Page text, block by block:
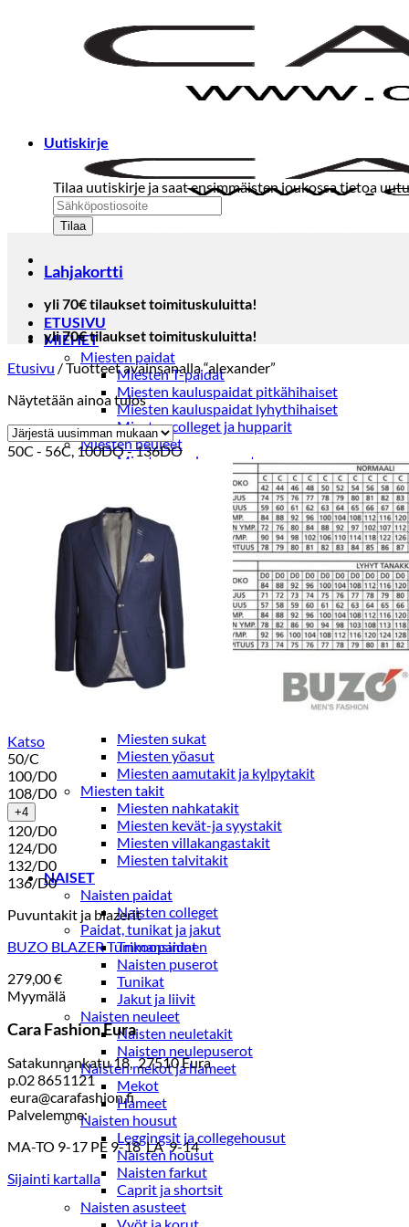
ETUSIVU
MIEHET
Miesten paidat
Miesten T-paidat
Miesten kauluspaidat pitkähihaiset
Miesten kauluspaidat lyhythihaiset
Miesten colleget ja hupparit
Miesten neuleet
Miesten neulepuserot
Miesten neuletakit
Puvut
Puvuntakit ja blazerit
Miesten housut
Miesten housut
Miesten farkut
Miesten collegehousut
Miesten shortsit
Miesten asusteet
Vyöt ja olkaimet
Solmiot, rusetit ja taskuliinat
Miesten päähineet, huivit ja käsineet
Miesten sukat
Miesten yöasut
Miesten aamutakit ja kylpytakit
Miesten takit
Miesten nahkatakit
Miesten kevät-ja syystakit
Miesten villakangastakit
Miesten talvitakit
NAISET
Naisten paidat
Naisten colleget
Paidat, tunikat ja jakut
Trikoopaidat
Naisten puserot
Tunikat
Jakut ja liivit
Naisten neuleet
Naisten neuletakit
Naisten neulepuserot
Naisten mekot ja hameet
Mekot
Hameet
Naisten housut
Leggingsit ja collegehousut
Naisten housut
Naisten farkut
Caprit ja shortsit
Naisten asusteet
Uutiskirje
Tilaa uutiskirje ja saat ensimmäisten joukossa tietoa
Lahjakortti
yli 70€ tilaukset toimituskuluitta!
yli 70€ tilaukset toimituskuluitta!
Etusivu /Tuotteet avainsanalla “alexander”
Näytetään ainoa tulos
50C - 56C, 100DO - 136DO
Katso
50/C
100/D0
108/D0
+4
120/D0
124/D0
132/D0
136/D0
Puvuntakit ja blazerit
BUZO BLAZER Tummansininen
279,00€
Myymälä
Cara Fashion Eura
Satakunnankatu 18, 27510 Eura
p.02 8651121
eura@carafashion.fi
Palvelemme:
MA-TO 9-17 PE 9-18 LA 9-14
Sijainti kartalla